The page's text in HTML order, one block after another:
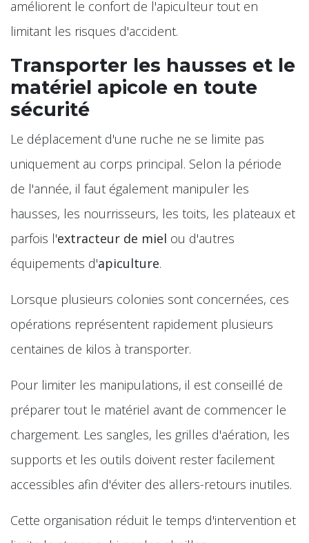
améliorent le confort de l'apiculteur tout en
limitant les risques d'accident.
Transporter les hausses et le
matériel apicole en toute
sécurité
Le déplacement d'une ruche ne se limite pas
uniquement au corps principal. Selon la période
de l'année, il faut également manipuler les
hausses, les nourrisseurs, les toits, les plateaux et
parfois l'extracteur de miel ou d'autres
équipements d'apiculture.
Lorsque plusieurs colonies sont concernées, ces
opérations représentent rapidement plusieurs
centaines de kilos à transporter.
Pour limiter les manipulations, il est conseillé de
préparer tout le matériel avant de commencer le
chargement. Les sangles, les grilles d'aération, les
supports et les outils doivent rester facilement
accessibles afin d'éviter des allers-retours inutiles.
Cette organisation réduit le temps d'intervention et